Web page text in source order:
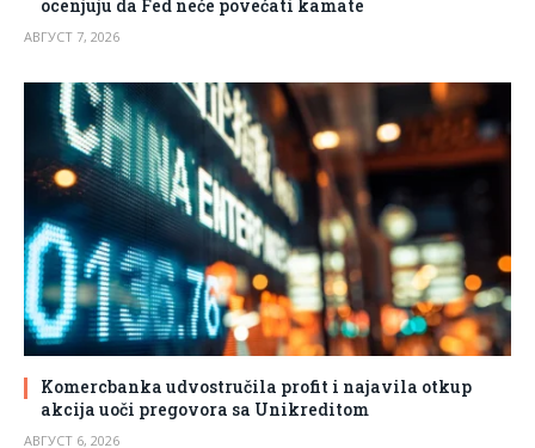
ocenjuju da Fed neće povećati kamate
АВГУСТ 7, 2026
Komercbanka udvostručila profit i najavila otkup
akcija uoči pregovora sa Unikreditom
АВГУСТ 6, 2026